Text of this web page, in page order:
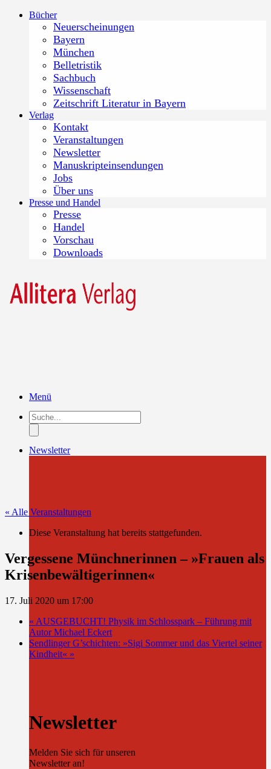
Zum
Bücher
Neuerscheinungen
Bayern
München
Belletristik
Sachbuch
Wissenschaft
Zeitschrift Literatur in Bayern
Verlag
Kontakt
Veranstaltungen
Newsletter
Manuskripteinsendungen
Jobs
Über uns
Presse und Handel
Presse
Handel
Vorschau
Downloads
Menü
Products
search
Newsletter
Newsletter
Melden Sie sich für unseren
Newsletter an!
« Alle Veranstaltungen
Diese Veranstaltung hat bereits stattgefunden.
Vergessene Münchnerinnen – »Frauen als
Krisenbewältigerinnen«
17. Juli 2020 um 17:00
« AUSGEBUCHT! Physik im Schlosspark – Führung mit
Autor Michael Eckert
Sendlinger G’schichten: »Sigi Sommer und das Viertel seiner
Kindheit« »